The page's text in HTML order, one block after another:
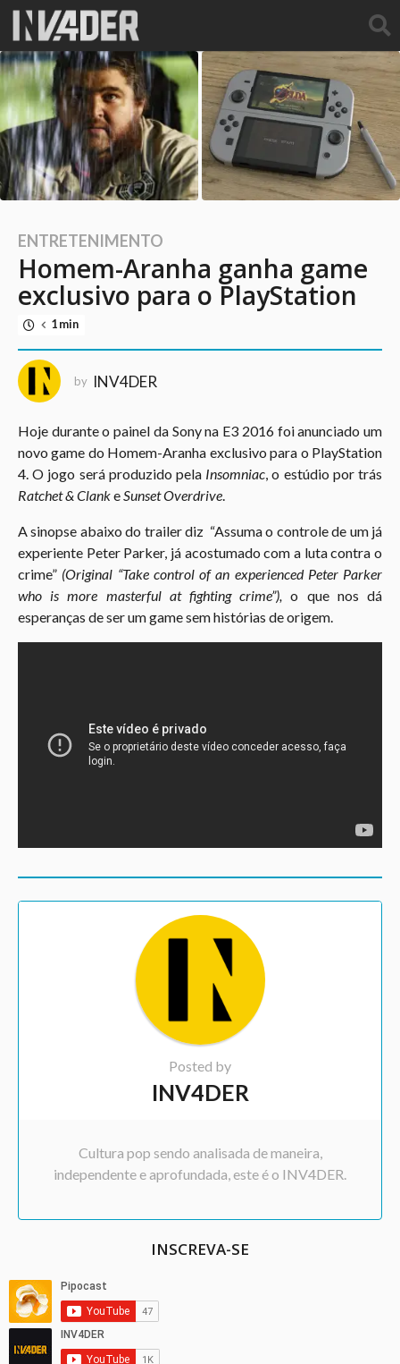
1
0
a
n
o
s
a
g
3
a
n
o
a
g
o
ENTRETENIMENTO
Homem-Aranha ganha game
exclusivo para o PlayStation
1 min
by INV4DER
Hoje durante o painel da Sony na E3 2016 foi anunciado um
novo game do Homem-Aranha exclusivo para o PlayStation
4. O jogo será produzido pela Insomniac, o estúdio por trás
Ratchet & ClankeSunset Overdrive.
A sinopse abaixo do trailer diz “Assuma o controle de um já
experiente Peter Parker, já acostumado com a luta contra o
crime” (Original “Take control of an experienced Peter Parker
who is more masterful at fighting crime”), o que nos dá
esperanças de ser um game sem histórias de origem.
Posted by
INV4DER
Cultura pop sendo analisada de maneira,
independente e aprofundada, este é o INV4DER.
INSCREVA-SE